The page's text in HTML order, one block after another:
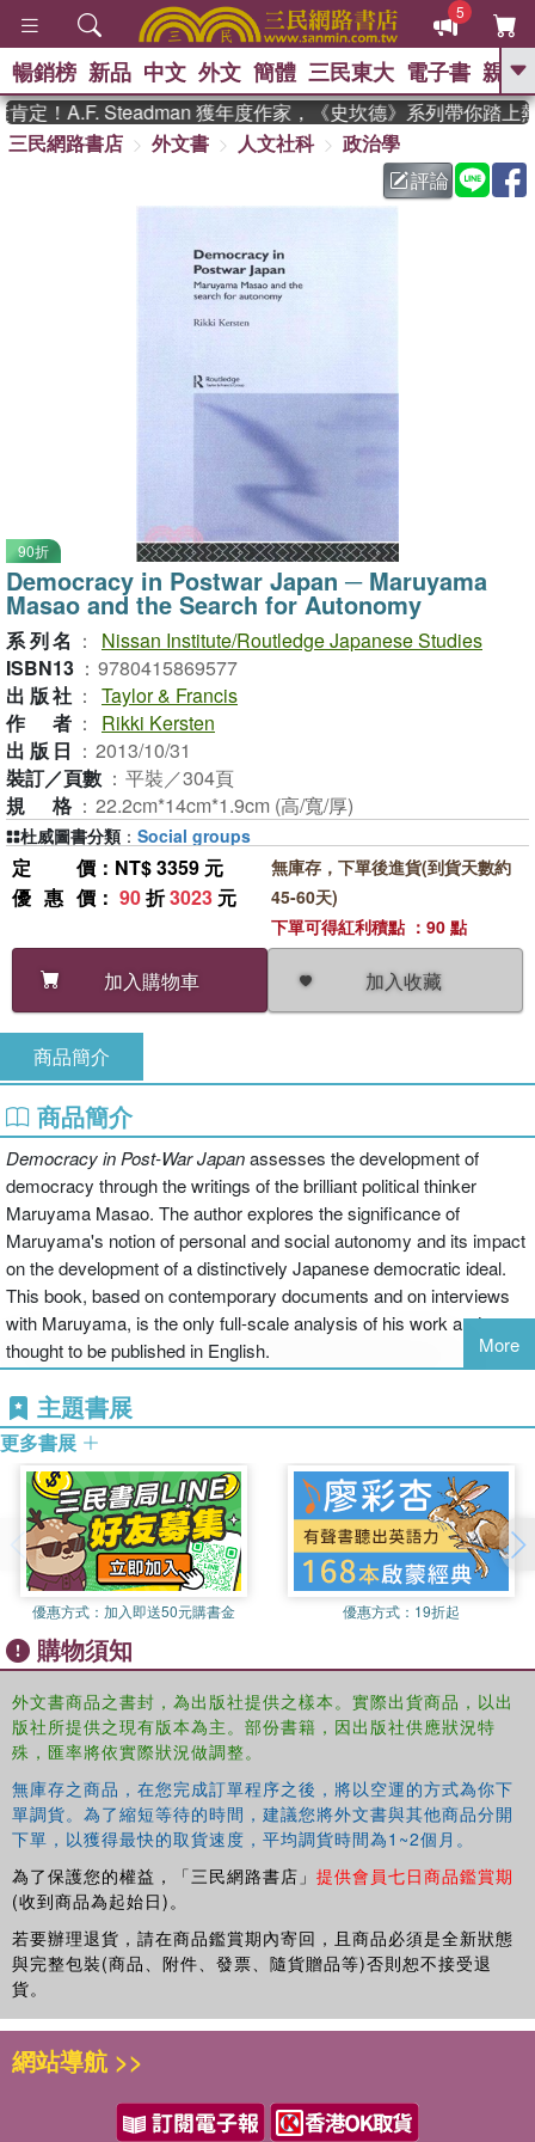
5
GO
熱搜： 東野圭吾 、 高希均教授回憶錄
父親節 、 如果歷
暑期推薦 、 國際布克
登輝時代
偉大的迷走神經
暢銷榜 新品 中文 外文 簡體 三民東大 電子書 親子
定！A.F. Steadman 獲年度作家，《史坎德》系列帶你踏上熱
三民網路書店
外文書 人文社科
政治學
評論
90折
Democracy in Postwar Japan ─ Maruyama
Masao and the Search for Autonomy
系列名 ：
Nissan Institute/Routledge Japanese Studies
ISBN13 ： 9780415869577
出版社 ： Taylor & Francis
作者 ：
Rikki Kersten
出版日 ： 2013/10/31
裝訂／頁數 ： 平裝／304頁
規格 ： 22.2cm*14cm*1.9cm (高/寬/厚)
定價 ：NT$ 3359 元
優惠價 ： 90折3023 元
加入購物車 加入收藏
無庫存，下單後進貨(到貨天數約
45-60天)
下單可得紅利積點 ：90 點
杜威圖書分類 ： Social groups
商品簡介
商品簡介
Democracy in Post-War Japanassesses the development of
democracy through the writings of the brilliant political thinker
Maruyama Masao. The author explores the significance of
Maruyama's notion of personal and social autonomy and its impact
on the development of a distinctively Japanese democratic ideal.
This book, based on contemporary documents and on interviews
with Maruyama, is the only full-scale analysis of his work and
thought to be published in English.
More
主題書展
更多書展
優惠方式： 加入即送50元購書金 優惠方式： 19折起
購物須知
外文書商品之書封，為出版社提供之樣本。實際出貨商品，以出
版社所提供之現有版本為主。部份書籍，因出版社供應狀況特
殊，匯率將依實際狀況做調整。
無庫存之商品，在您完成訂單程序之後，將以空運的方式為你下
單調貨。為了縮短等待的時間，建議您將外文書與其他商品分開
下單，以獲得最快的取貨速度，平均調貨時間為1~2個月。
為了保護您的權益，「三民網路書店」 提供會員七日商品鑑賞期
(收到商品為起始日)。
若要辦理退貨，請在商品鑑賞期內寄回，且商品必須是全新狀態
與完整包裝(商品、附件、發票、隨貨贈品等)否則恕不接受退
貨。
網站導航 >>